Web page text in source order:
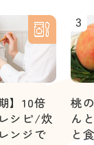
】10倍
シピ/炊
ンジで
3
桃
ん
と